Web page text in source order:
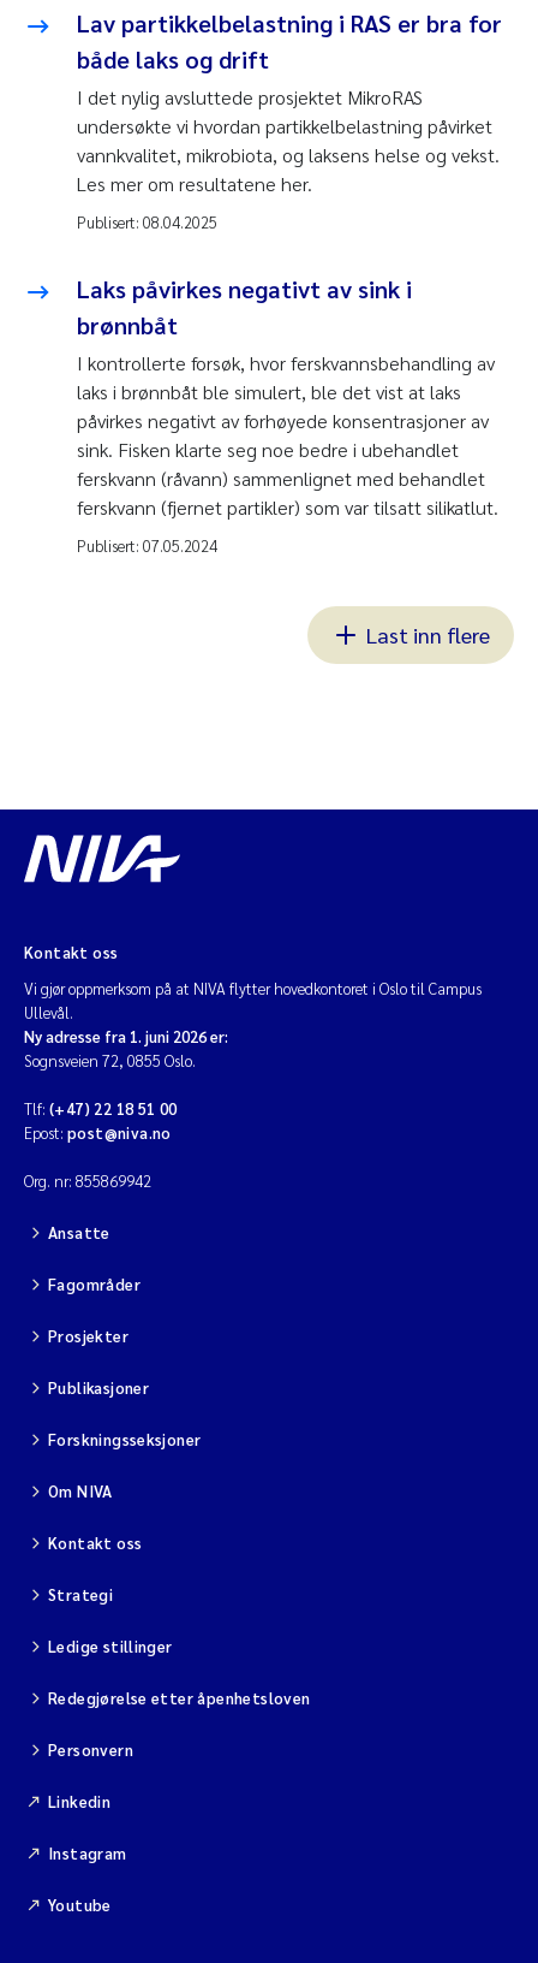
Lav partikkelbelastning i RAS er bra for
både laks og drift
I det nylig avsluttede prosjektet MikroRAS
undersøkte vi hvordan partikkelbelastning påvirket
vannkvalitet, mikrobiota, og laksens helse og vekst.
Les mer om resultatene her.
Publisert: 08.04.2025
Laks påvirkes negativt av sink i
brønnbåt
I kontrollerte forsøk, hvor ferskvannsbehandling av
laks i brønnbåt ble simulert, ble det vist at laks
påvirkes negativt av forhøyede konsentrasjoner av
sink. Fisken klarte seg noe bedre i ubehandlet
ferskvann (råvann) sammenlignet med behandlet
ferskvann (fjernet partikler) som var tilsatt silikatlut.
Publisert: 07.05.2024
Last inn flere
Kontakt oss
Vi gjør oppmerksom på at NIVA flytter hovedkontoret i Oslo til Campus
Ullevål.
Ny adresse fra 1. juni 2026 er:
Sognsveien 72, 0855 Oslo.
Tlf: (+47) 22 18 51 00
Epost: post@niva.no
Org. nr: 855869942
Ansatte
Fagområder
Prosjekter
Publikasjoner
Forskningsseksjoner
Om NIVA
Kontakt oss
Strategi
Ledige stillinger
Redegjørelse etter åpenhetsloven
Personvern
Linkedin
Instagram
Youtube